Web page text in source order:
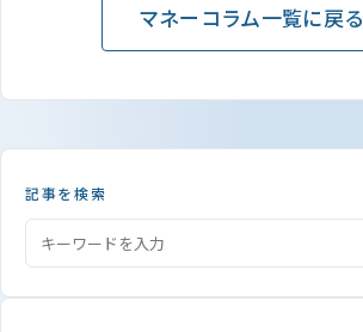
マネーコラム一覧に戻る
記事を検索